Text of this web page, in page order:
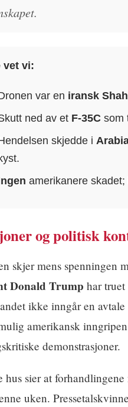
vet vi:
var en iransk
ned av et F-35C som
skjedde i
amerikanere skadet;
og politisk
skjer mens spenningen
Donald Trump har
ikke inngår en
amerikansk
demonstrasjoner.
hus sier at
uken. Pressetalskvinne